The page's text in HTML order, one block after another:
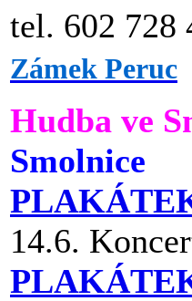
tel. 602 728
Zámek Peruc
Hudba ve
Smolnice
14.6.